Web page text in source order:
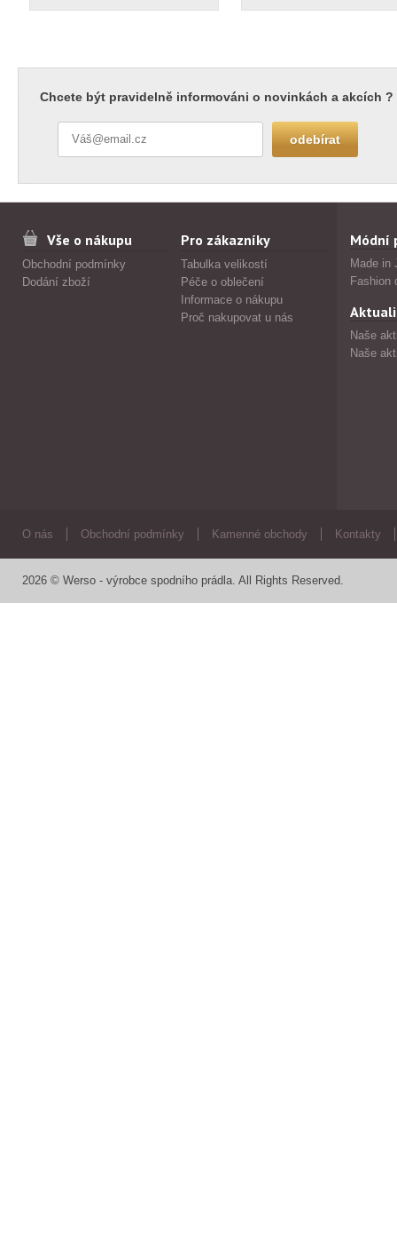
Chcete být pravidelně informováni o novinkách a akcích ?
Vše o nákupu
Obchodní podmínky
Dodání zboží
Pro zákazníky
Tabulka velikostí
Péče o oblečení
Informace o nákupu
Proč nakupovat u nás
Módní
Made in
Fashion
Naše
Naše
O nás Obchodní podmínky Kamenné obchody Kontakty
2026 © Werso - výrobce spodního prádla. All Rights Reserved.